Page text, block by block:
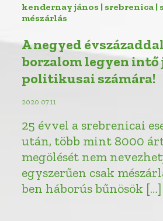
kendernay jános | srebrenica |
mészárlás
A negyed
borzalom legyen intő
politikusai számára!
2020.07.11.
25 évvel a srebrenicai
után, több mint 8000
megölését nem
egyszerűen csak
ben háborús bűnösök […]